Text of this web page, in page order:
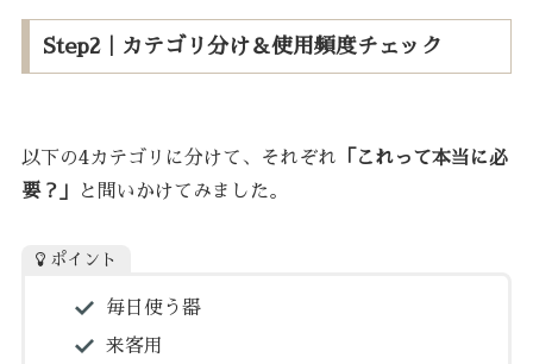
Step2｜カテゴリ分け＆使用頻度チェック
以下の4カテゴリに分けて、それぞれ 「これって本当に必
要？」
と問いかけてみました。
ポイント
毎日使う器
来客用